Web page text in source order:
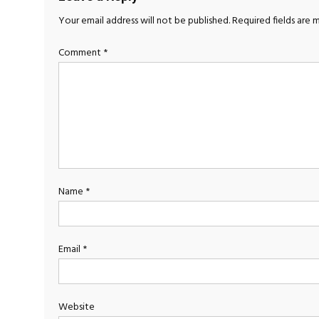
Your email address will not be published.Required fields are
Comment *
Name *
Email *
Website